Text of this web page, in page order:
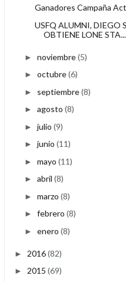
Ganadores Campaña
USFQ ALUMNI, DIEGO
OBTIENE LONE STA...
► noviembre(5)
► octubre(6)
► septiembre(8)
► agosto (8)
► julio (9)
► junio (11)
► mayo (11)
► abril (8)
► marzo (8)
► febrero (8)
► enero (8)
► 2016(82)
► 2015 (69)